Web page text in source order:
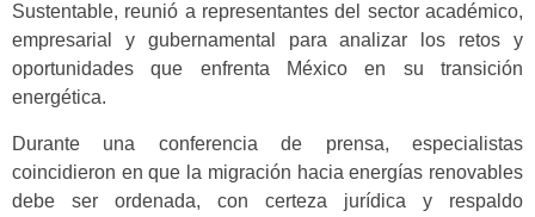
Sustentable, reunió a representantes del sector académico,
empresarial y gubernamental para analizar los retos y
oportunidades que enfrenta México en su transición
energética.
Durante una conferencia de prensa, especialistas
coincidieron en que la migración hacia energías renovables
debe ser ordenada, con certeza jurídica y respaldo